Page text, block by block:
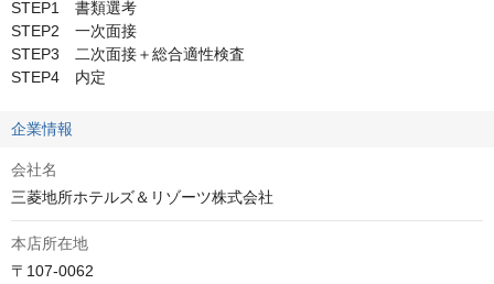
STEP1　書類選考
STEP2　一次面接
STEP3　二次面接＋総合適性検査
STEP4　内定
企業情報
会社名
三菱地所ホテルズ＆リゾーツ株式会社
本店所在地
〒107-0062